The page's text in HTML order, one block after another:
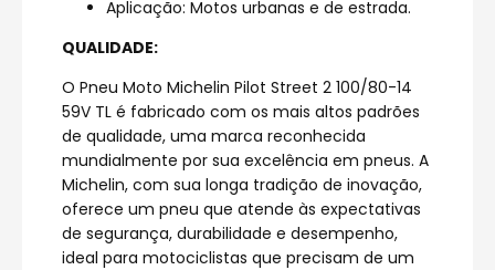
Aplicação: Motos urbanas e de estrada.
QUALIDADE:
O Pneu Moto Michelin Pilot Street 2 100/80-14
59V TL é fabricado com os mais altos padrões
de qualidade, uma marca reconhecida
mundialmente por sua excelência em pneus. A
Michelin, com sua longa tradição de inovação,
oferece um pneu que atende às expectativas
de segurança, durabilidade e desempenho,
ideal para motociclistas que precisam de um